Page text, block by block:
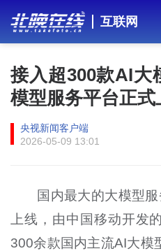
互联网
接入超300款AI大
模型服务平台正式
央视新闻客户端
2026-05-09 13:01
国内最大的大模型
上线，由中国移动开发
300余款国内主流AI大模